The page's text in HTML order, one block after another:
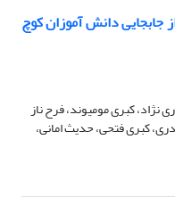
جابجایی دانش آموزان کوچ
نژاد، کبری مومیوند، فرح ناز
کبری فتحی، حدیث امانی،